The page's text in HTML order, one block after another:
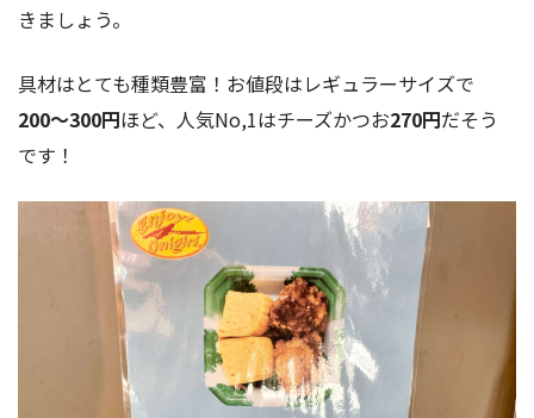
きましょう。
具材はとても種類豊富！お値段はレギュラーサイズで
200〜300円ほど、人気No,1はチーズかつお270円だそう
です！